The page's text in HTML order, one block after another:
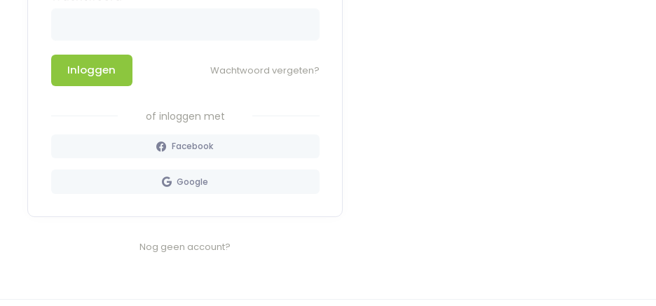
Inloggen Wachtwoord vergeten?
of inloggen met
Facebook
Google
Nog geen account?